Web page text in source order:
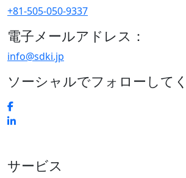
+81-505-050-9337
電子メールアドレス：
info@sdki.jp
ソーシャルでフォローして
サービス